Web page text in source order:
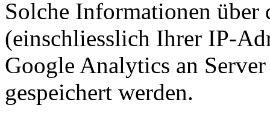
Solche Informationen über
(einschliesslich Ihrer IP-
Google Analytics an
gespeichert werden.